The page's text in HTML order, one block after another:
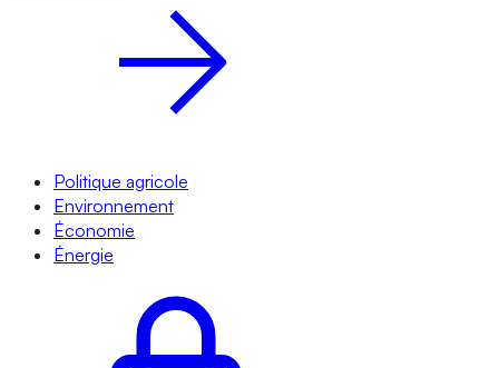
Politique agricole
Environnement
Économie
Énergie